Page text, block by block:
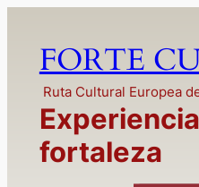
contenido
FORTE
Ruta Cultural Europea
fortaleza